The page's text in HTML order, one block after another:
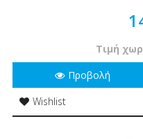
Τιμή
Προβολή
Wishlist